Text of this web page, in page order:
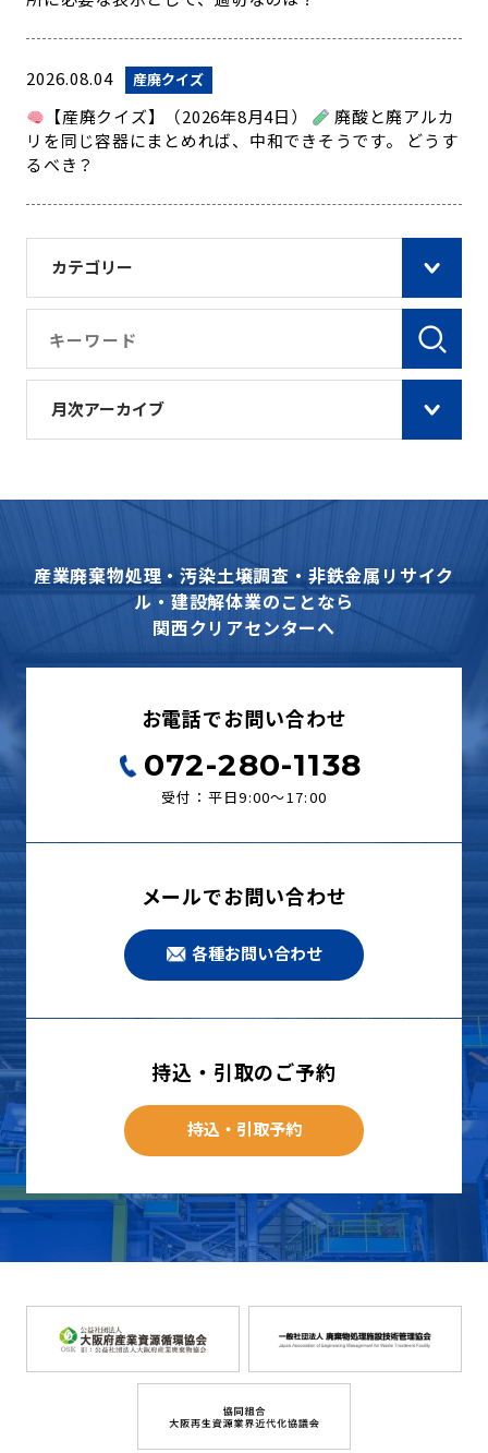
カテゴリー
月次アーカイブ
2026.08.04 産廃クイズ
【産廃クイズ】（2026年8月4日）
廃酸と廃アルカ
リを同じ容器にまとめれば、中和できそうです。 どうす
るべき？
産業廃棄物処理・汚染土壌調査・非鉄金属リサイク
ル・建設解体業のことなら
関西クリアセンターへ
お電話でお問い合わせ
072-280-1138
受付：平日9:00〜17:00
メールでお問い合わせ
各種お問い合わせ
持込・引取のご予約
持込・引取予約